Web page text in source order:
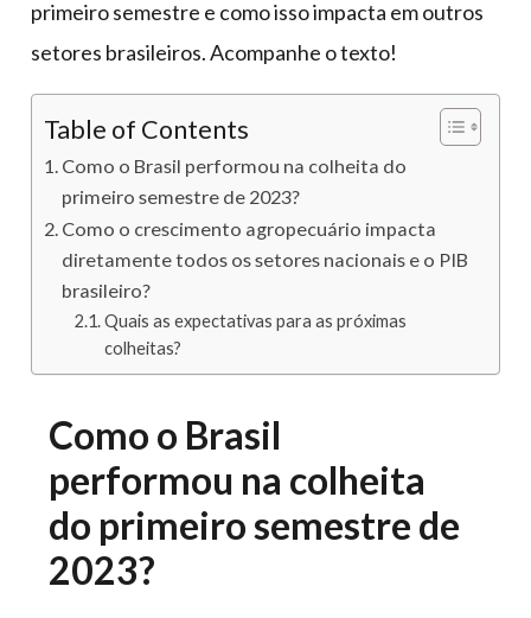
primeiro semestre e como isso impacta em outros
setores brasileiros. Acompanhe o texto!
Table of Contents
Como o Brasil performou na colheita do
primeiro semestre de 2023?
Como o crescimento agropecuário impacta
diretamente todos os setores nacionais e o PIB
brasileiro?
Quais as expectativas para as próximas
colheitas?
Como o Brasil
performou na colheita
do primeiro semestre de
2023?